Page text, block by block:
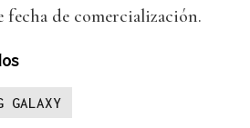
fecha de comercialización.
GALAXY